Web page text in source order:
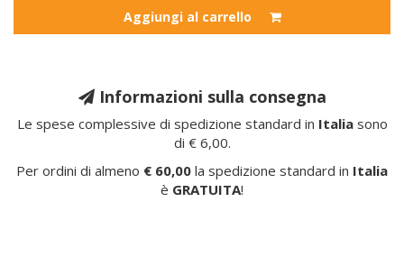
Aggiungi al carrello
Informazioni sulla consegna
Le spese complessive di spedizione standard in Italiasono
di € 6,00.
Per ordini di almeno € 60,00 la spedizione standard in Italia
è GRATUITA!